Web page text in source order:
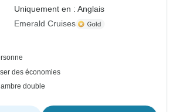
Uniquement en : Anglais
Emerald Cruises
des économies
double